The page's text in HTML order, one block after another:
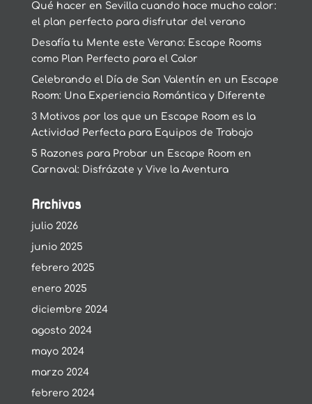
Qué hacer en Sevilla cuando hace mucho calor:
el plan perfecto para disfrutar del verano
Desafía tu Mente este Verano: Escape Rooms
como Plan Perfecto para el Calor
Celebrando el Día de San Valentín en un Escape
Room: Una Experiencia Romántica y Diferente
3 Motivos por los que un Escape Room es la
Actividad Perfecta para Equipos de Trabajo
5 Razones para Probar un Escape Room en
Carnaval: Disfrázate y Vive la Aventura
Archivos
julio 2026
junio 2025
febrero 2025
enero 2025
diciembre 2024
agosto 2024
mayo 2024
marzo 2024
febrero 2024